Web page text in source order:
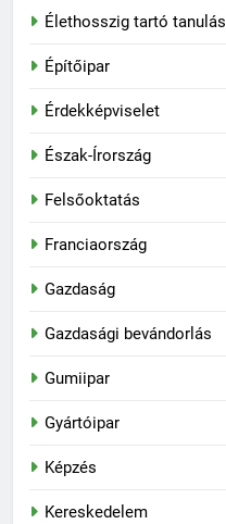
Élethosszig tartó tanulás
Építőipar
Érdekképviselet
Észak-Írország
Felsőoktatás
Franciaország
Gazdaság
Gazdasági bevándorlás
Gumiipar
Gyártóipar
Képzés
Kereskedelem